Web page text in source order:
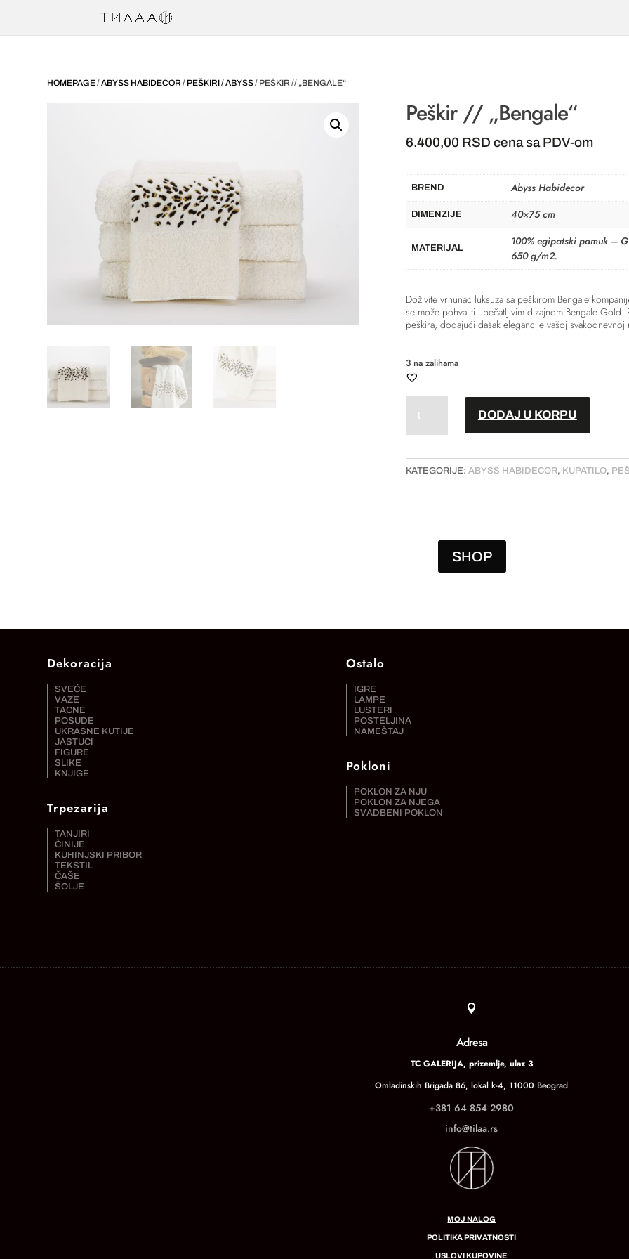
HOMEPAGE/ABYSS HABIDECOR / PEŠKIRI / ABYSS/ PEŠKIR // „BENGALE“
Peškir // „Bengale“
6.400,00 RSD cena sa PDV-om
BREND Abyss Habidecor
DIMENZIJE 40×75 cm
MATERIJAL
100% egipatski pamuk –
650 g/m2.
Doživite vrhunac luksuza sa peškirom Bengale
se može pohvaliti upečatljivim dizajnom Bengale
peškira, dodajući dašak elegancije vašoj svakodnevnoj
3 na zalihama
"Bengale"
DODAJ U KORPU
KATEGORIJE: ABYSS HABIDECOR, KUPATILO,
SHOP
Dekoracija
SVEĆE
VAZE
TACNE
POSUDE
UKRASNE KUTIJE
JASTUCI
FIGURE
SLIKE
KNJIGE
Trpezarija
TANJIRI
ČINIJE
KUHINJSKI PRIBOR
TEKSTIL
ČAŠE
ŠOLJE
Ostalo
IGRE
LAMPE
LUSTERI
POSTELJINA
NAMEŠTAJ
Pokloni
POKLON ZA NJU
POKLON ZA NJEGA
SVADBENI POKLON

Adresa
TC GALERIJA, prizemlje, ulaz 3
Omladinskih Brigada 86, lokal k-4, 11000 Beograd
+381 64 854 2980
info@tilaa.rs
MOJ NALOG
POLITIKA PRIVATNOSTI
USLOVI KUPOVINE